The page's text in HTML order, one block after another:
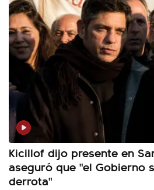
Kicillof dijo presente en
aseguró que "el Gobierno
derrota"